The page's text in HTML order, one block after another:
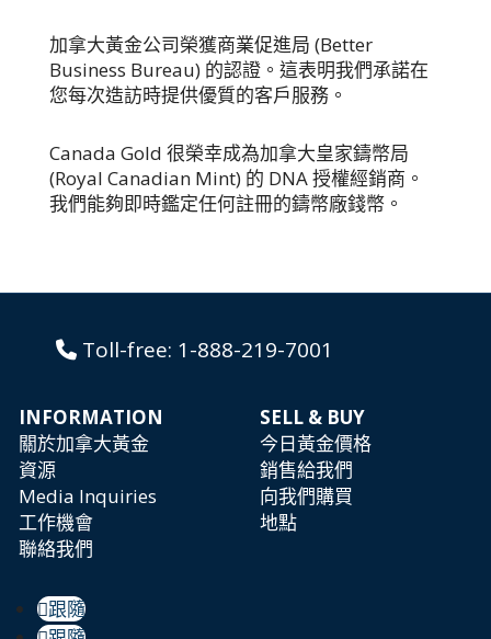
加拿大黃金公司榮獲商業促進局 (Better
Business Bureau) 的認證。這表明我們承諾在
您每次造訪時提供優質的客戶服務。
Canada Gold 很榮幸成為加拿大皇家鑄幣局
(Royal Canadian Mint) 的 DNA 授權經銷商。
我們能夠即時鑑定任何註冊的鑄幣廠錢幣。
Toll-free: 1-888-219-7001
INFORMATION
SELL & BUY
關於加拿大黃金
今日黃金價格
資源
銷售給我們
Media Inquiries
向我們購買
工作機會
地點
聯絡我們
跟隨